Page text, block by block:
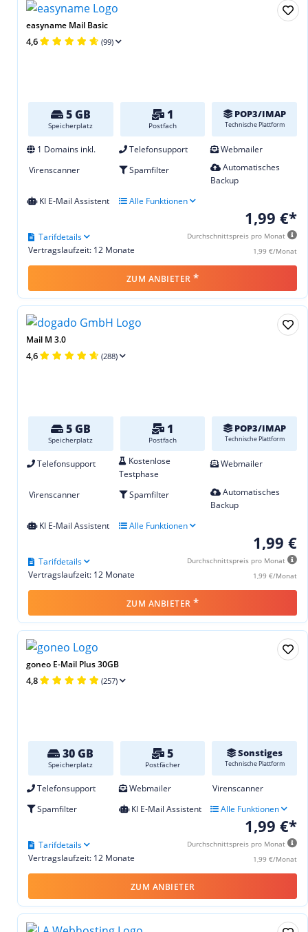
easyname Mail Basic
4,6 (99)
5 GB
Speicherplatz
1
Postfach
POP3/IMAP
Technische Plattform
1 Domains inkl. Telefonsupport
Webmailer
Virenscanner
Spamfilter
Automatisches
Backup
KI E-Mail Assistent
Alle Funktionen
1,99 €*
Durchschnittspreis pro Monat
1,99 €/Monat
Vertragslaufzeit: 12 Monate
Tarifdetails
ZUM ANBIETER *
Mail M 3.0
4,6 (288)
5 GB
Speicherplatz
1
Postfach
POP3/IMAP
Technische Plattform
Telefonsupport
Kostenlose
Testphase
Webmailer
Virenscanner Spamfilter
Automatisches
Backup
KI E-Mail Assistent
Alle Funktionen
1,99 €
Durchschnittspreis pro Monat
1,99 €/Monat
Vertragslaufzeit: 12 Monate
Tarifdetails
ZUM ANBIETER *
goneo E-Mail Plus 30GB
4,8 (257)
30 GB
Speicherplatz
5
Postfächer
Sonstiges
Technische Plattform
Telefonsupport Webmailer
Virenscanner
Spamfilter
KI E-Mail Assistent Alle Funktionen
1,99 €*
Durchschnittspreis pro Monat
1,99 €/Monat
Vertragslaufzeit: 12 Monate
Tarifdetails
ZUM ANBIETER